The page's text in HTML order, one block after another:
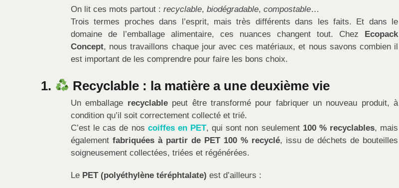
On lit ces mots partout : recyclable, biodégradable, compostable…
Trois termes proches dans l’esprit, mais très différents dans les faits. Et dans le
domaine de l’emballage alimentaire, ces nuances changent tout. Chez
Ecopack
Concept, nous travaillons chaque jour avec ces matériaux, et nous savons combien il
est important de les comprendre pour faire les bons choix.
1. Recyclable : la matière a une deuxième vie
Un emballage recyclablepeut être transformé pour fabriquer un nouveau produit, à
condition qu’il soit correctement collecté et trié.
C’est le cas de nos coiffes en PET, qui sont non seulement 100 % recyclables, mais
égalementfabriquées à partir de PET 100 % recyclé, issu de déchets de bouteilles
soigneusement collectées, triées et régénérées.
Le PET (polyéthylène téréphtalate) est d’ailleurs :